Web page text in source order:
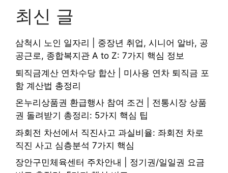
최신 글
삼척시 노인 일자리 | 중장년 취업, 시니어 알바, 공
공근로, 종합복지관 A to Z: 7가지 핵심 정보
퇴직금계산 연차수당 합산 | 미사용 연차 퇴직금 포
함 계산법 총정리
온누리상품권 환급행사 참여 조건 | 전통시장 상품
권 돌려받기 총정리: 5가지 핵심 팁
좌회전 차선에서 직진사고 과실비율: 좌회전 차로
직진 사고 심층분석 7가지 핵심
장안구민체육센터 주차안내 | 정기권/일일권 요금